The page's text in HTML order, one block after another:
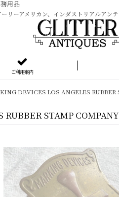
用品
ーリーアメリカン、インダストリアルアン
ご利用案内
DEVICES LOS ANGELES RUBBER
STAMP COMPANY